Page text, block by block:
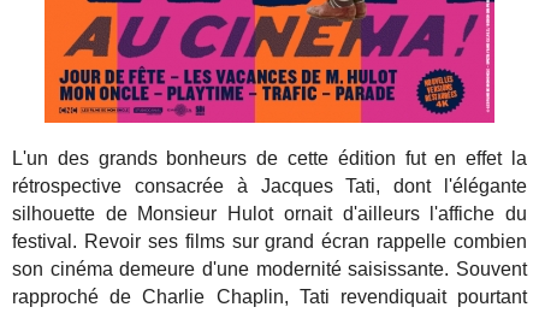
L'un des grands bonheurs de cette édition fut en effet la
rétrospective consacrée à Jacques Tati, dont l'élégante
silhouette de Monsieur Hulot ornait d'ailleurs l'affiche du
festival. Revoir ses films sur grand écran rappelle combien
son cinéma demeure d'une modernité saisissante. Souvent
rapproché de Charlie Chaplin, Tati revendiquait pourtant